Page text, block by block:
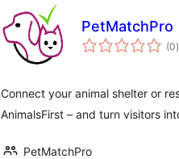
PetMatchPro
(0)
Connect your animal shelter or
AnimalsFirst – and turn visitors
PetMatchPro